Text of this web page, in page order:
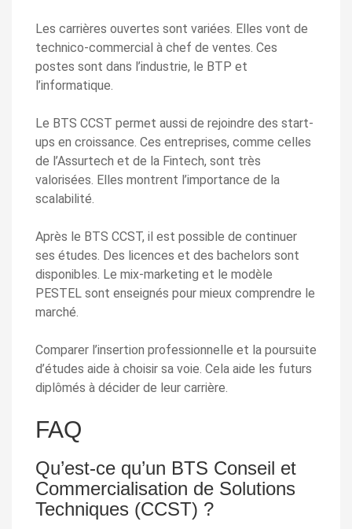
Les carrières ouvertes sont variées. Elles vont de
technico-commercial à chef de ventes. Ces
postes sont dans l’industrie, le BTP et
l’informatique.
Le BTS CCST permet aussi de rejoindre des start-
ups en croissance. Ces entreprises, comme celles
de l’Assurtech et de la Fintech, sont très
valorisées. Elles montrent l’importance de la
scalabilité.
Après le BTS CCST, il est possible de continuer
ses études. Des licences et des bachelors sont
disponibles. Le mix-marketing et le modèle
PESTEL sont enseignés pour mieux comprendre le
marché.
Comparer l’insertion professionnelle et la poursuite
d’études aide à choisir sa voie. Cela aide les futurs
diplômés à décider de leur carrière.
FAQ
Qu’est-ce qu’un BTS Conseil et
Commercialisation de Solutions
Techniques (CCST) ?